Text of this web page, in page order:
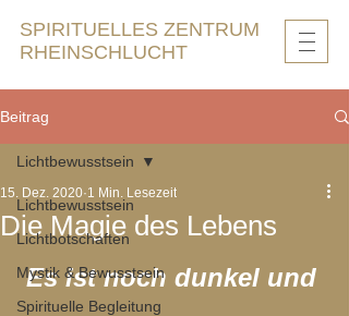
SPIRITUELLES ZENTRUM
RHEINSCHLUCHT
Beitrag
Lichtbewusstsein
Lichtbotschaften
Mystik & Bewusstsein
Spirituelle Begleitung
Lichtbewusstsein
Die Magie des Lebens
15. Dez. 2020 1 Min. Lesezeit
Es ist noch dunkel und